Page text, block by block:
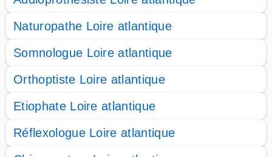
Naturopathe Loire atlantique
Somnologue Loire atlantique
Orthoptiste Loire atlantique
Etiophate Loire atlantique
Réflexologue Loire atlantique